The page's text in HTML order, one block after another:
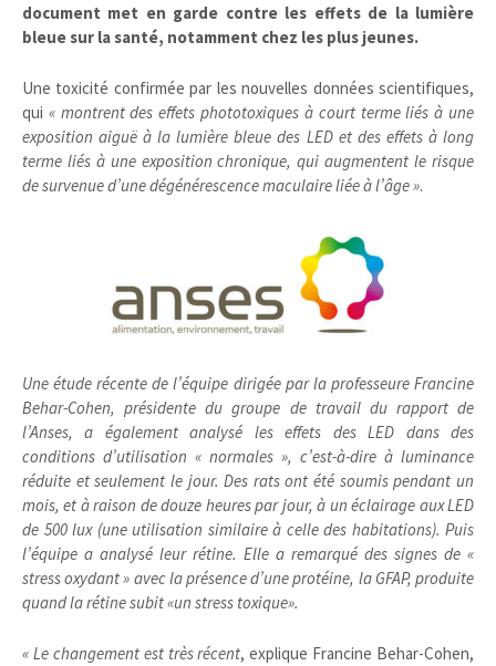
document met en garde contre les effets de la lumière
bleue sur la santé, notamment chez les plus jeunes.
Une toxicité confirmée par les nouvelles données scientifiques,
qui « montrent des effets phototoxiques à court terme liés à une
exposition aiguë à la lumière bleue des LED et des effets à long
terme liés à une exposition chronique, qui augmentent le risque
de survenue d’une dégénérescence maculaire liée à l’âge ».
Une étude récente de l’équipe dirigée par la professeure ­Francine
Behar-Cohen, présidente du groupe de travail du rapport de
l’Anses, a également analysé les effets des LED dans des
conditions d’utilisation « normales », c’est-à-dire à luminance
réduite et seulement le jour. Des rats ont été soumis pendant un
mois, et à raison de douze heures par jour, à un éclairage aux LED
de 500 lux (une utilisation similaire à celle des habitations). Puis
l’équipe a analysé leur rétine. Elle a remarqué des signes de «
stress oxydant » avec la présence d’une protéine, la GFAP, produite
quand la rétine subit «un stress toxique».
« Le changement est très récent, explique Francine Behar-Cohen,